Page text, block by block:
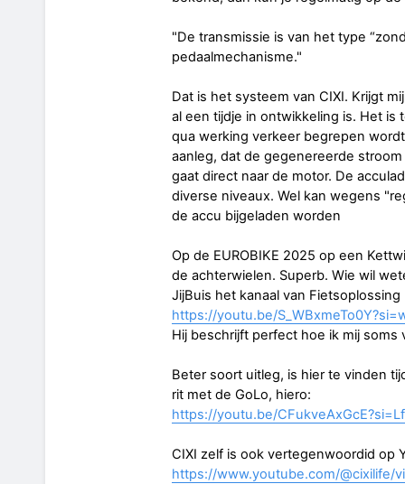
"De transmissie is van het type
pedaalmechanisme."
Dat is het systeem van CIXI. Krijgt
al een tijdje in ontwikkeling is. Het
qua werking verkeer begrepen
aanleg, dat de gegenereerde
gaat direct naar de motor. De
diverse niveaux. Wel kan wegens
de accu bijgeladen worden
Op de EUROBIKE 2025 op een
de achterwielen. Superb. Wie wil
JijBuis het kanaal van
https://youtu.be/
Hij beschrijft perfect hoe ik mij soms
Beter soort uitleg, is hier te vinden
rit met de GoLo, hiero:
https://youtu.be/
CIXI zelf is ook vertegenwoordid op
https://www.youtube.com/@cixilife/